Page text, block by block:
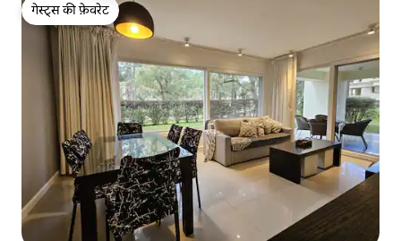
गेस्ट्स की फ़ेवरेट
गेस्ट्स की फ़ेवरेट